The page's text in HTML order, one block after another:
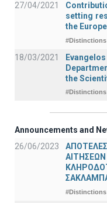
27/04/2021
setting
the
#Distinctions
18/03/2021
the
#Distinctions
Announcements and
26/06/2023
#Distinctions